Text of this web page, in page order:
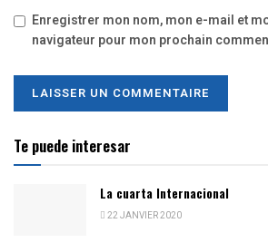
Enregistrer mon nom, mon e-mail et
navigateur pour mon prochain
Te puede interesar
La cuarta Internacional
22 JANVIER 2020